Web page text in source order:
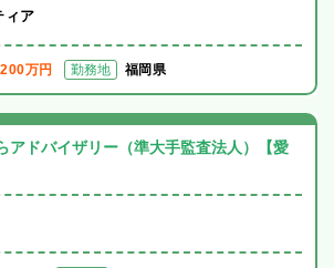
ィア
万円 勤務地 福岡県
アドバイザリー（準大手監査法人）【愛